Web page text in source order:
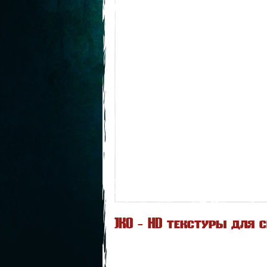
JKO - HD текстуры для